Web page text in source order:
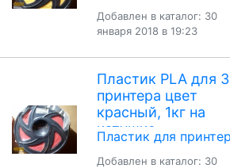
Добавлен в каталог: 30
января 2018 в 19:23
Пластик PLA для
принтера цвет
красный, 1кг на
катушке
Пластик для
Добавлен в каталог: 30